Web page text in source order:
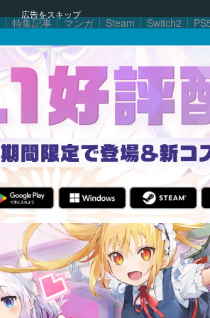
広告をスキップ
特集記事 マンガ Steam Switch2